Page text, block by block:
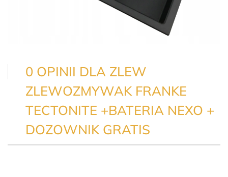
0 OPINII DLA ZLEW
ZLEWOZMYWAK FRANKE
TECTONITE +BATERIA NEXO +
DOZOWNIK GRATIS